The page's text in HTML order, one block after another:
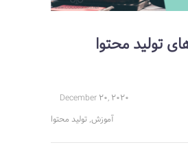
تولید محتوا
December 20, 2020
آموزش, تولید محتوا